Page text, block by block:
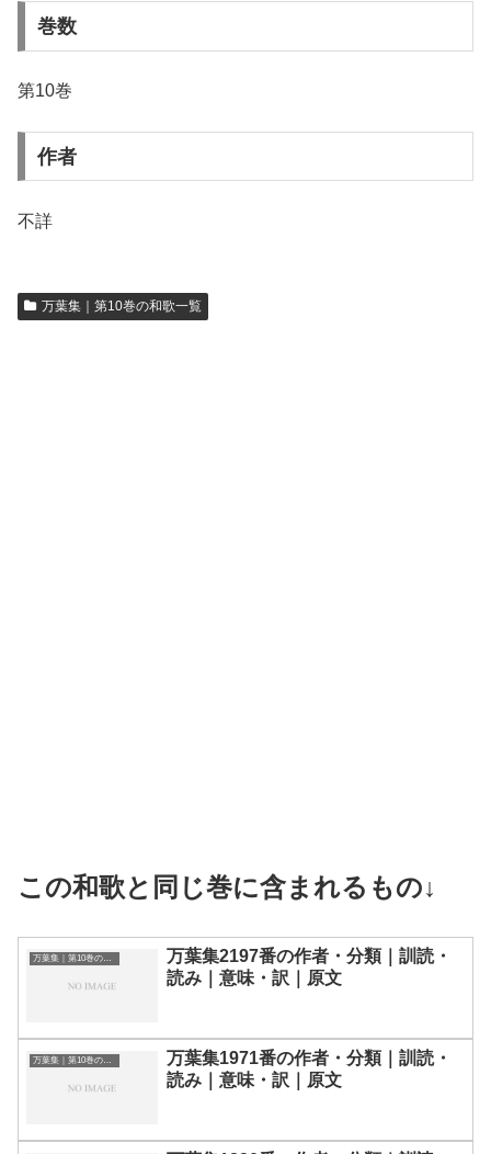
巻数
第10巻
作者
不詳
万葉集｜第10巻の和歌一覧
この和歌と同じ巻に含まれるもの↓
万葉集｜第10巻の和歌一覧
万葉集2197番の作者・分類｜訓読・
読み｜意味・訳｜原文
万葉集｜第10巻の和歌一覧
万葉集1971番の作者・分類｜訓読・
読み｜意味・訳｜原文